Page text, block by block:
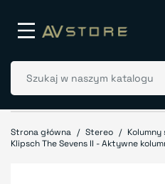
Strona główna Stereo
Klipsch The Sevens II - Aktywne